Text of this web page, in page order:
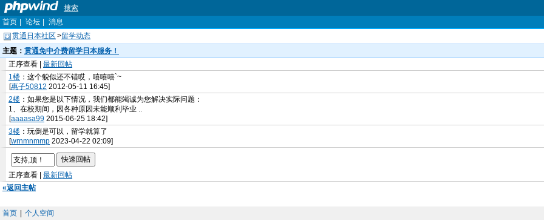
搜索
首页
论坛
消息
贯通日本社区 >留学动态
主题： 贯通免中介费留学日本服务！
正序查看 | 最新回帖
1楼 ：这个貌似还不错哎，嘻嘻嘻`~
[惠子50812 2012-05-11 16:45]
2楼 ：如果您是以下情况，我们都能竭诚为您解决实际问题：
1、在校期间，因各种原因未能顺利毕业 ..
[aaaasa99 2015-06-25 18:42]
3楼 ：玩倒是可以，留学就算了
[wrnmnmmp 2023-04-22 02:09]
正序查看 | 最新回帖
«返回主帖
首页
个人空间